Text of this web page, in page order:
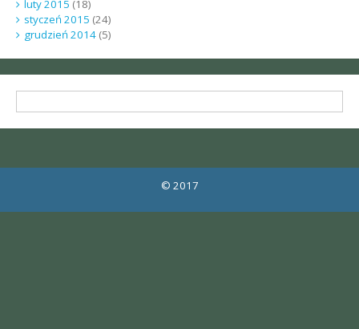
luty 2015 (18)
styczeń 2015 (24)
grudzień 2014(5)
© 2017